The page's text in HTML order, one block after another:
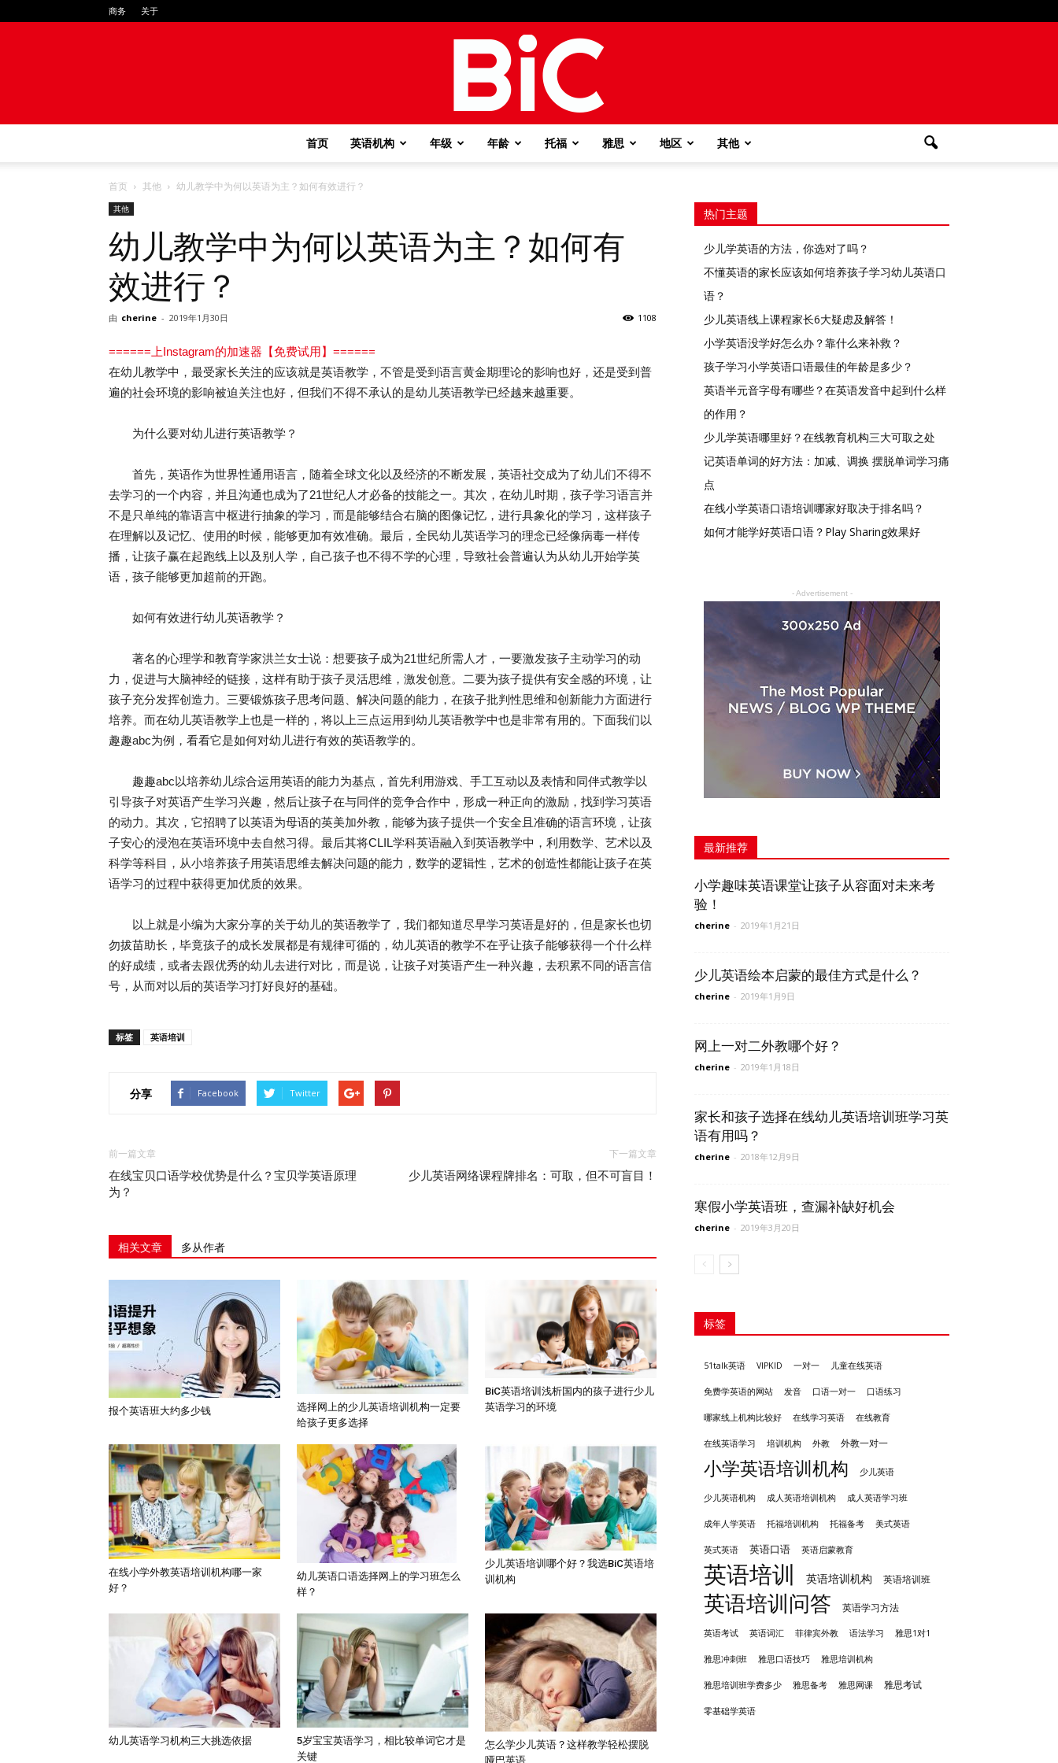
商务 关于
首页 英语机构 年级 年龄 托福 雅思 地区 其他
首页 其他 幼儿教学中为何以英语为主？如何有效进行？
其他
幼儿教学中为何以英语为主？如何有
效进行？
由 cherine - 2019年1月30日 1108
======上Instagram的加速器【免费试用】======
在幼儿教学中，最受家长关注的应该就是英语教学，不管是受到语言黄金期理论的影响也好，还是受到普
遍的社会环境的影响被迫关注也好，但我们不得不承认的是幼儿英语教学已经越来越重要。
为什么要对幼儿进行英语教学？
首先，英语作为世界性通用语言，随着全球文化以及经济的不断发展，英语社交成为了幼儿们不得不
去学习的一个内容，并且沟通也成为了21世纪人才必备的技能之一。其次，在幼儿时期，孩子学习语言并
不是只单纯的靠语言中枢进行抽象的学习，而是能够结合右脑的图像记忆，进行具象化的学习，这样孩子
在理解以及记忆、使用的时候，能够更加有效准确。最后，全民幼儿英语学习的理念已经像病毒一样传
播，让孩子赢在起跑线上以及别人学，自己孩子也不得不学的心理，导致社会普遍认为从幼儿开始学英
语，孩子能够更加超前的开跑。
如何有效进行幼儿英语教学？
著名的心理学和教育学家洪兰女士说：想要孩子成为21世纪所需人才，一要激发孩子主动学习的动
力，促进与大脑神经的链接，这样有助于孩子灵活思维，激发创意。二要为孩子提供有安全感的环境，让
孩子充分发挥创造力。三要锻炼孩子思考问题、解决问题的能力，在孩子批判性思维和创新能力方面进行
培养。而在幼儿英语教学上也是一样的，将以上三点运用到幼儿英语教学中也是非常有用的。下面我们以
趣趣abc为例，看看它是如何对幼儿进行有效的英语教学的。
趣趣abc以培养幼儿综合运用英语的能力为基点，首先利用游戏、手工互动以及表情和同伴式教学以
引导孩子对英语产生学习兴趣，然后让孩子在与同伴的竞争合作中，形成一种正向的激励，找到学习英语
的动力。其次，它招聘了以英语为母语的英美加外教，能够为孩子提供一个安全且准确的语言环境，让孩
子安心的浸泡在英语环境中去自然习得。最后其将CLIL学科英语融入到英语教学中，利用数学、艺术以及
科学等科目，从小培养孩子用英语思维去解决问题的能力，数学的逻辑性，艺术的创造性都能让孩子在英
语学习的过程中获得更加优质的效果。
以上就是小编为大家分享的关于幼儿的英语教学了，我们都知道尽早学习英语是好的，但是家长也切
勿拔苗助长，毕竟孩子的成长发展都是有规律可循的，幼儿英语的教学不在乎让孩子能够获得一个什么样
的好成绩，或者去跟优秀的幼儿去进行对比，而是说，让孩子对英语产生一种兴趣，去积累不同的语言信
号，从而对以后的英语学习打好良好的基础。
标签 英语培训
分享 Facebook Twitter
前一篇文章
在线宝贝口语学校优势是什么？宝贝学英语原理
为？
下一篇文章
少儿英语网络课程牌排名：可取，但不可盲目！
相关文章 多从作者
报个英语班大约多少钱
选择网上的少儿英语培训机构一定要
给孩子更多选择
BiC英语培训浅析国内的孩子进行少儿
英语学习的环境
在线小学外教英语培训机构哪一家
好？
幼儿英语口语选择网上的学习班怎么
样？
少儿英语培训哪个好？我选BiC英语培
训机构
幼儿英语学习机构三大挑选依据
5岁宝宝英语学习，相比较单词它才是
关键
怎么学少儿英语？这样教学轻松摆脱
哑巴英语
热门主题
少儿学英语的方法，你选对了吗？
不懂英语的家长应该如何培养孩子学习幼儿英语口
语？
少儿英语线上课程家长6大疑虑及解答！
小学英语没学好怎么办？靠什么来补救？
孩子学习小学英语口语最佳的年龄是多少？
英语半元音字母有哪些？在英语发音中起到什么样
的作用？
少儿学英语哪里好？在线教育机构三大可取之处
记英语单词的好方法：加减、调换 摆脱单词学习痛
点
在线小学英语口语培训哪家好取决于排名吗？
如何才能学好英语口语？Play Sharing效果好
- Advertisement -
最新推荐
小学趣味英语课堂让孩子从容面对未来考
验！
cherine - 2019年1月21日
少儿英语绘本启蒙的最佳方式是什么？
cherine - 2019年1月9日
网上一对二外教哪个好？
cherine - 2019年1月18日
家长和孩子选择在线幼儿英语培训班学习英
语有用吗？
cherine - 2018年12月9日
寒假小学英语班，查漏补缺好机会
cherine - 2019年3月20日
标签
51talk英语 VIPKID 一对一 儿童在线英语
免费学英语的网站 发音 口语一对一 口语练习
哪家线上机构比较好 在线学习英语 在线教育
在线英语学习 培训机构 外教 外教一对一
小学英语培训机构 少儿英语
少儿英语机构 成人英语培训机构 成人英语学习班
成年人学英语 托福培训机构 托福备考 美式英语
英式英语 英语口语 英语启蒙教育
英语培训 英语培训机构 英语培训班
英语培训问答 英语学习方法
英语考试 英语词汇 菲律宾外教 语法学习 雅思1对1
雅思冲刺班 雅思口语技巧 雅思培训机构
雅思培训班学费多少 雅思备考 雅思网课 雅思考试
零基础学英语